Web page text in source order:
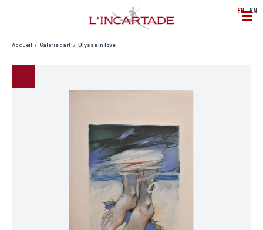
FR EN
Accueil / Galerie d'art / Ulysse in love